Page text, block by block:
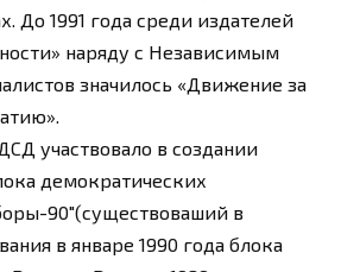
До 1991 года среди издателей
наряду с Независимым
значилось «Движение за
участвовало в создании
демократических
90″(существоваший в
в январе 1990 года блока